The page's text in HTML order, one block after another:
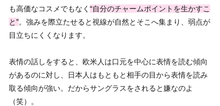
も高価なコスメでもなく “自分のチャームポイントを生かすこ
と”。強みを際立たせると視線が自然とそこへ集まり、弱点が
目立ちにくくなります。
表情の話しをすると、欧米人は口元を中心に表情を読む傾向
があるのに対し、日本人はもともと相手の目から表情を読み
取る傾向が強い。だからサングラスをされると嫌なのよ
（笑）。